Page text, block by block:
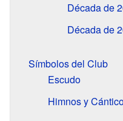
Década de
Década de
Símbolos del Club
Escudo
Himnos y